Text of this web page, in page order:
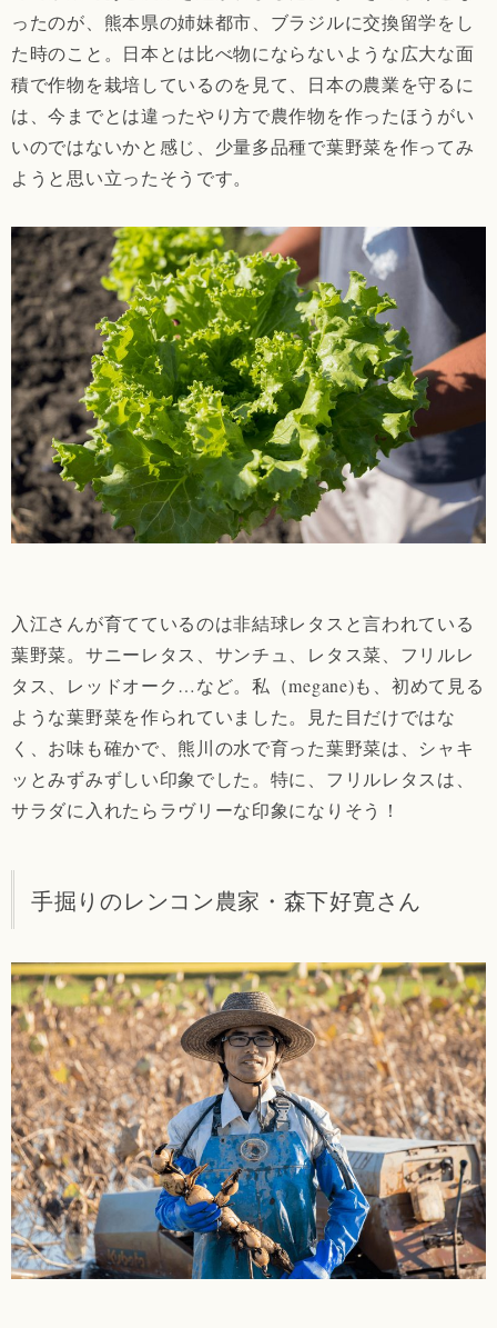
ったのが、熊本県の姉妹都市、ブラジルに交換留学をし
た時のこと。日本とは比べ物にならないような広大な面
積で作物を栽培しているのを見て、日本の農業を守るに
は、今までとは違ったやり方で農作物を作ったほうがい
いのではないかと感じ、少量多品種で葉野菜を作ってみ
ようと思い立ったそうです。
入江さんが育てているのは非結球レタスと言われている
葉野菜。サニーレタス、サンチュ、レタス菜、フリルレ
タス、レッドオーク…など。私（megane)も、初めて見る
ような葉野菜を作られていました。見た目だけではな
く、お味も確かで、熊川の水で育った葉野菜は、シャキ
ッとみずみずしい印象でした。特に、フリルレタスは、
サラダに入れたらラヴリーな印象になりそう！
手掘りのレンコン農家・森下好寛さん